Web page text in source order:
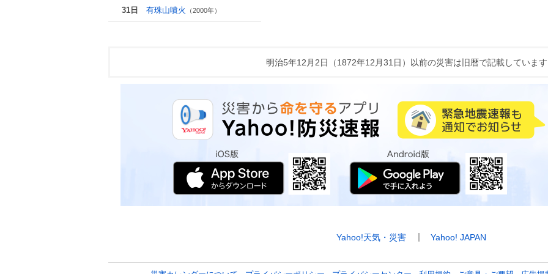
31日 有珠山噴火 （2000年）
明治5年12月2日（1872年12月31日）以前の災害は旧暦で記載していま
Yahoo!天気・災害 Yahoo! JAPAN